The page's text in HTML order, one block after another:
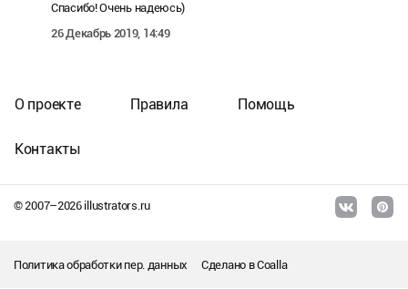
Спасибо! Очень надеюсь)
26 Декабрь 2019, 14:49
© 2007–2026illustrators.ru
О проекте Правила Помощь
Контакты
Политика обработки пер. данных Сделано вCoalla